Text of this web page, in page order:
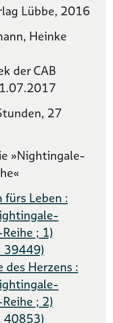
Lübbe, 2016
Heinke
der CAB
27
»Nightingale-
fürs Leben :
; 1)
39449)
des Herzens :
; 2)
40853)